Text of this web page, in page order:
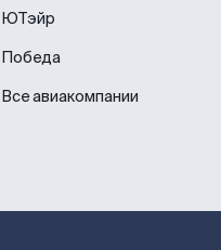
ЮТэйр
Победа
Все авиакомпании